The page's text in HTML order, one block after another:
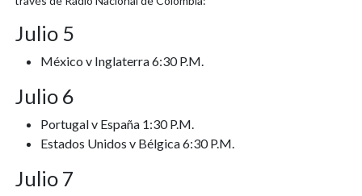
Julio 5
México v Inglaterra 6:30 P.M.
Julio 6
Portugal v España 1:30 P.M.
Estados Unidos v Bélgica 6:30 P.M.
Julio 7